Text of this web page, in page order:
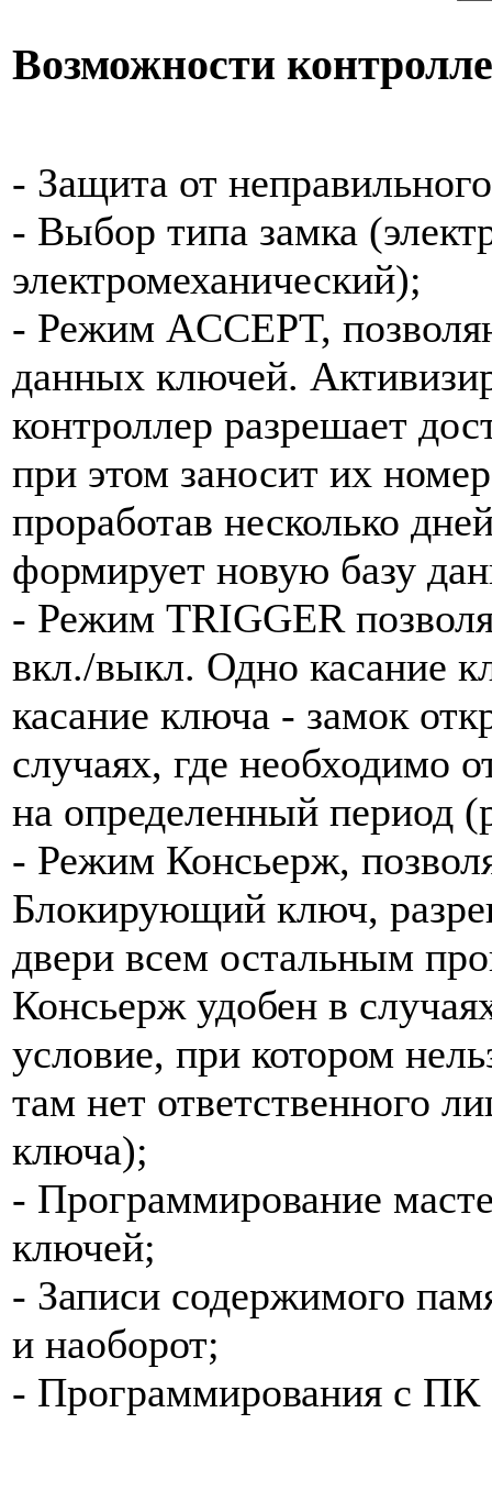
Возможности
- Защита от
- Выбор типа замка
электромеханический);
- Режим ACCEPT,
данных ключей.
контроллер разрешает
при этом заносит их
проработав несколько
формирует новую базу
- Режим TRIGGER
вкл./выкл. Одно касание
касание ключа - замок
случаях, где необходимо
на определенный период
- Режим Консьерж,
Блокирующий ключ,
двери всем остальным
Консьерж удобен в
условие, при котором
там нет ответственного
ключа);
- Программирование
ключей;
- Записи содержимого
и наоборот;
- Программирования с